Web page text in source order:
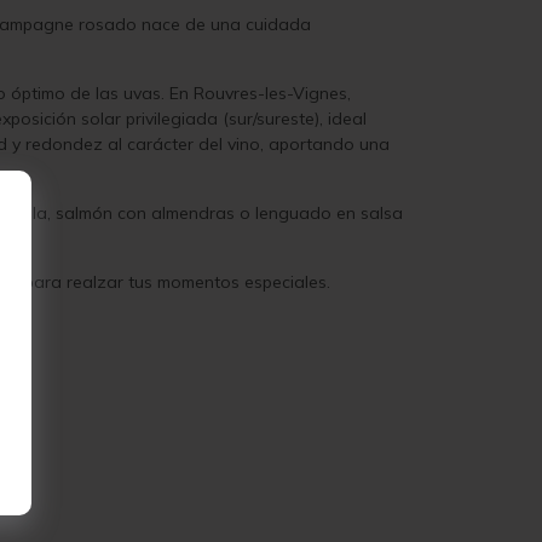
rosado nace de una cuidada
de las uvas. En Rouvres-les-Vignes,
solar privilegiada (sur/sureste), ideal
y redondez al carácter del vino, aportando una
salmón con almendras o lenguado en salsa
para realzar tus momentos especiales.